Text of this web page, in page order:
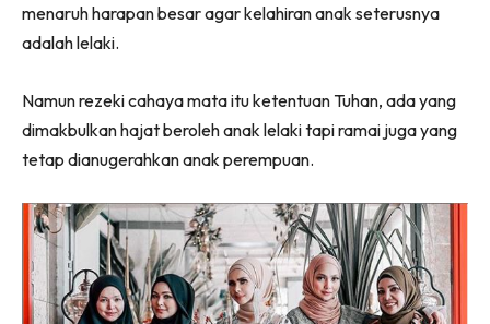
menaruh harapan besar agar kelahiran anak seterusnya
adalah lelaki.
Namun rezeki cahaya mata itu ketentuan Tuhan, ada yang
dimakbulkan hajat beroleh anak lelaki tapi ramai juga yang
tetap dianugerahkan anak perempuan.